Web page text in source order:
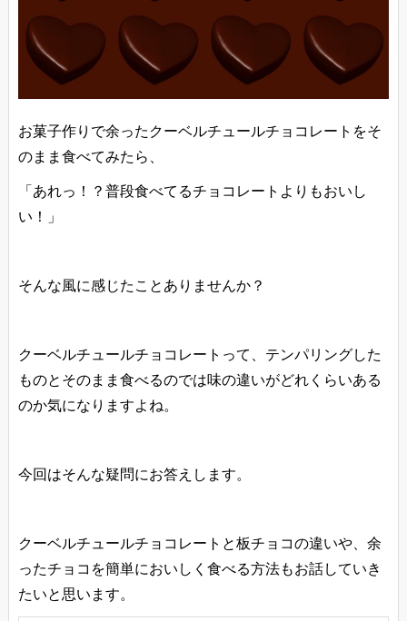
お菓子作りで余ったクーベルチュールチョコレートをそ
のまま食べてみたら、
「あれっ！？普段食べてるチョコレートよりもおいし
い！」
そんな風に感じたことありませんか？
クーベルチュールチョコレートって、テンパリングした
ものとそのまま食べるのでは味の違いがどれくらいある
のか気になりますよね。
今回はそんな疑問にお答えします。
クーベルチュールチョコレートと板チョコの違いや、余
ったチョコを簡単においしく食べる方法もお話していき
たいと思います。